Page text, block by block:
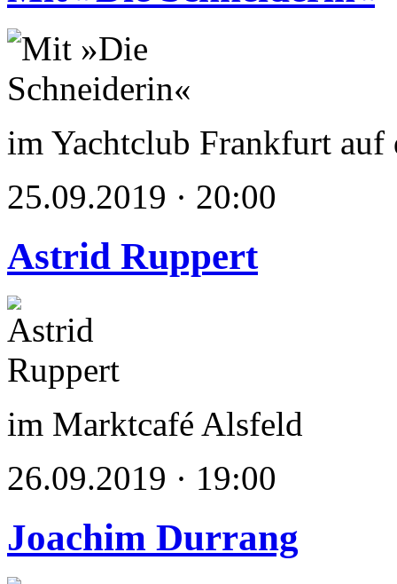
im Yachtclub Frankfurt auf
25.09.2019 · 20:00
Astrid Ruppert
im Marktcafé Alsfeld
26.09.2019 · 19:00
Joachim Durrang